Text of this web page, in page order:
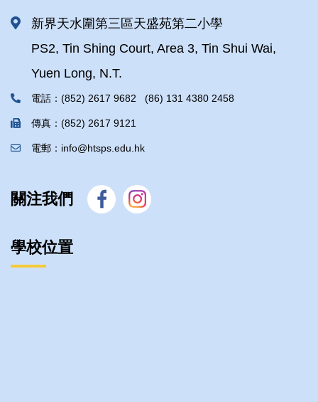
新界天水圍第三區天盛苑第二小學
PS2, Tin Shing Court, Area 3, Tin Shui Wai,
Yuen Long, N.T.
電話：(852) 2617 9682 (86) 131 4380 2458
傳真：(852) 2617 9121
電郵：info@htsps.edu.hk
關注我們
學校位置